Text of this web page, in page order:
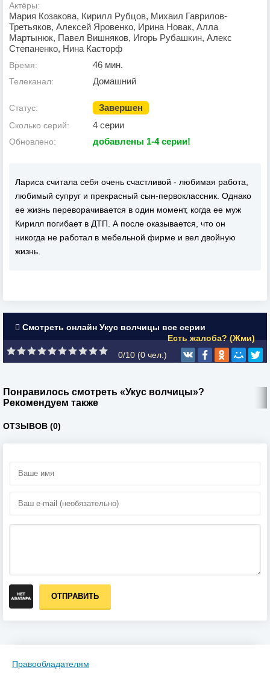
Актёры:
Мария Козакова, Кирилл Рубцов, Михаил Гаврилов-
Третьяков, Алексей Яровенко, Ирина Новак, Алла
Мартынюк, Павел Вишняков, Игорь Рубашкин, Алекс
Степаненко, Нина Касторф
Время: 46 мин.
Телеканал: Домашний
Статус: Завершен
Сколько серий: 4 серии
Обновлено: добавлены 1-4 серии!
Лариса считала себя очень счастливой - любимая работа,
любимый супруг и прекрасный сын-первоклассник. Однако
ее жизнь переворачивается в один момент, когда ее муж
Кирилл погибает в ДТП. А после оказывается, что он
никогда не работал в мебельной фирме и вел двойную
жизнь.
Смотреть онлайн Укус волчицы все серии
Есть жалоба? (Жми)
0/10 (0 чел.)
Понравилось смотреть «Укус волчицы»?
Рекомендуем также
ОТЗЫВОВ (0)
ОТПРАВИТЬ
Правообладателям